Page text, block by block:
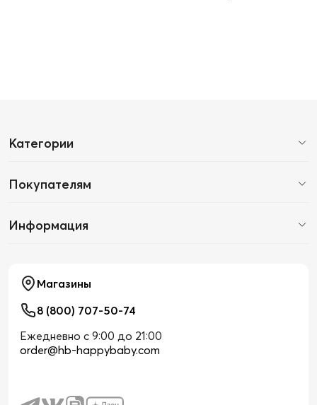
Категории
Покупателям
Информация
Магазины
8 (800) 707-50-74
Ежедневно с 9:00 до 21:00
order@hb-happybaby.com